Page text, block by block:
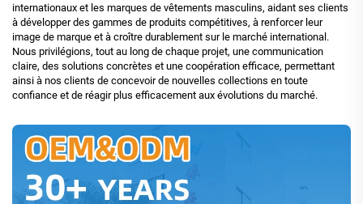
internationaux et les marques de vêtements masculins, aidant ses clients
à développer des gammes de produits compétitives, à renforcer leur
image de marque et à croître durablement sur le marché international.
Nous privilégions, tout au long de chaque projet, une communication
claire, des solutions concrètes et une coopération efficace, permettant
ainsi à nos clients de concevoir de nouvelles collections en toute
confiance et de réagir plus efficacement aux évolutions du marché.